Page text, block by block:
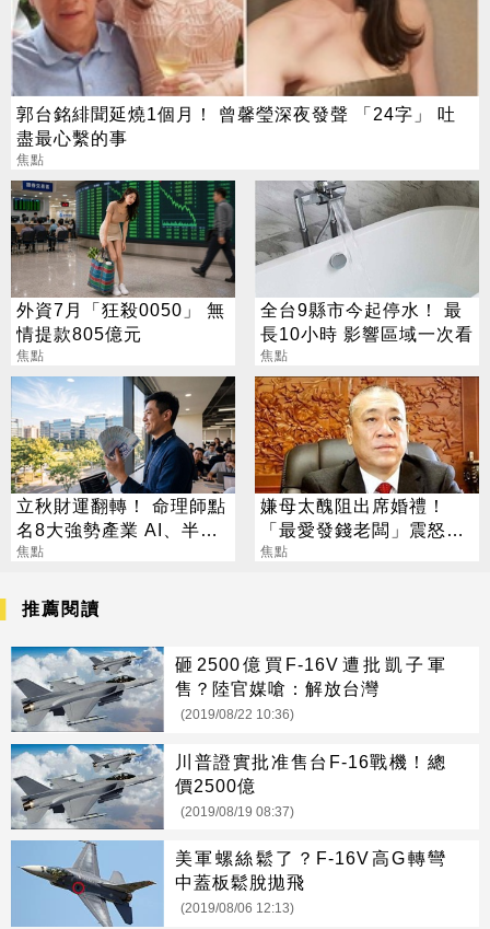
郭台銘緋聞延燒1個月！ 曾馨瑩深夜發聲 「24字」 吐
盡最心繫的事
焦點
外資7月「狂殺0050」 無
情提款805億元
焦點
全台9縣市今起停水！ 最
長10小時 影響區域一次看
焦點
立秋財運翻轉！ 命理師點
名8大強勢產業 AI、半導
體成最強黑馬
焦點
嫌母太醜阻出席婚禮！
「最愛發錢老闆」震怒開
除：我看不起你
焦點
推薦閱讀
砸2500億買F-16V遭批凱子軍
售？陸官媒嗆：解放台灣
(2019/08/22 10:36)
川普證實批准售台F-16戰機！總
價2500億
(2019/08/19 08:37)
美軍螺絲鬆了？F-16V高G轉彎
中蓋板鬆脫拋飛
(2019/08/06 12:13)